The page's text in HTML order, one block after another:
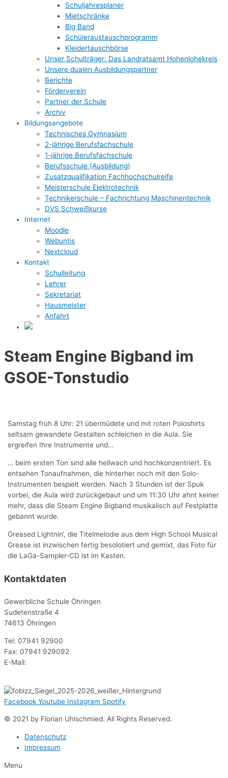
Schuljahresplaner
Mietschränke
Big Band
Schüleraustauschprogramm
Kleidertauschbörse
Unser Schulträger: Das Landratsamt Hohenlohekreis
Unsere dualen Ausbildungspartner
Berichte
Förderverein
Partner der Schule
Archiv
Bildungsangebote
Technisches Gymnasium
2-jährige Berufsfachschule
1-jährige Berufsfachschule
Berufsschule (Ausbildung)
Zusatzqualifikation Fachhochschulreife
Meisterschule Elektrotechnik
Technikerschule – Fachrichtung Maschinentechnik
DVS Schweißkurse
Internet
Moodle
Webuntis
Nextcloud
Kontakt
Schulleitung
Lehrer
Sekretariat
Hausmeister
Anfahrt
Steam Engine Bigband im
GSOE-Tonstudio
Samstag früh 8 Uhr: 21 übermüdete und mit roten Poloshirts
seltsam gewandete Gestalten schleichen in die Aula. Sie
ergreifen Ihre Instrumente und…
… beim ersten Ton sind alle hellwach und hochkonzentriert. Es
entsehen Tonaufnahmen, die hinterher noch mit den Solo-
Instrumenten bespielt werden. Nach 3 Stunden ist der Spuk
vorbei, die Aula wird zurückgebaut und um 11:30 Uhr ahnt keiner
mehr, dass die Steam Engine Bigband musikalisch auf Festplatte
gebannt wurde.
Greased Lightnin‘, die Titelmelodie aus dem High School Musical
Grease ist inzwischen fertig besolotiert und gemixt, das Foto für
die LaGa-Sampler-CD ist im Kasten.
Kontaktdaten
Gewerbliche Schule Öhringen
Sudetenstraße 4
74613 Öhringen
Tel: 07941 92900
Fax: 07941 929092
E-Mail:
Facebook Youtube Instagram Spotify
© 2021 by Florian Uhlschmied. All Rights Reserved.
Datenschutz
Impressum
Menu